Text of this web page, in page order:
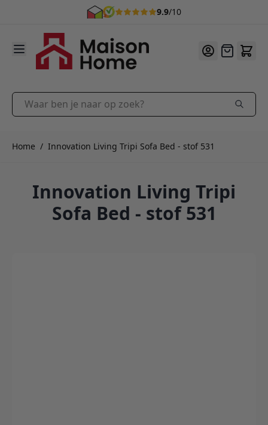
9.9/10
Ga naar de inhoud
Offerte
Waar ben je naar op zoek?
Home / Innovation Living Tripi Sofa Bed - stof 531
Innovation Living Tripi
Sofa Bed - stof 531